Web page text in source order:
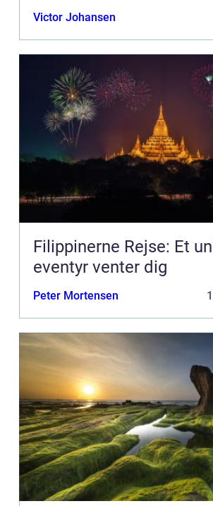
Victor Johansen
Filippinerne Rejse: Et
eventyr venter dig
Peter Mortensen